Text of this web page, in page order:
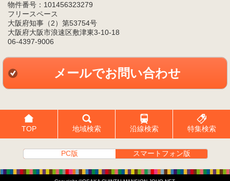
物件番号：101456323279
フリースペース
大阪府知事（2）第53754号
大阪府大阪市浪速区敷津東3-10-18
06-4397-9006
メールでお問い合わせ
TOP 地域検索 沿線検索 特集検索
PC版 スマートフォン版